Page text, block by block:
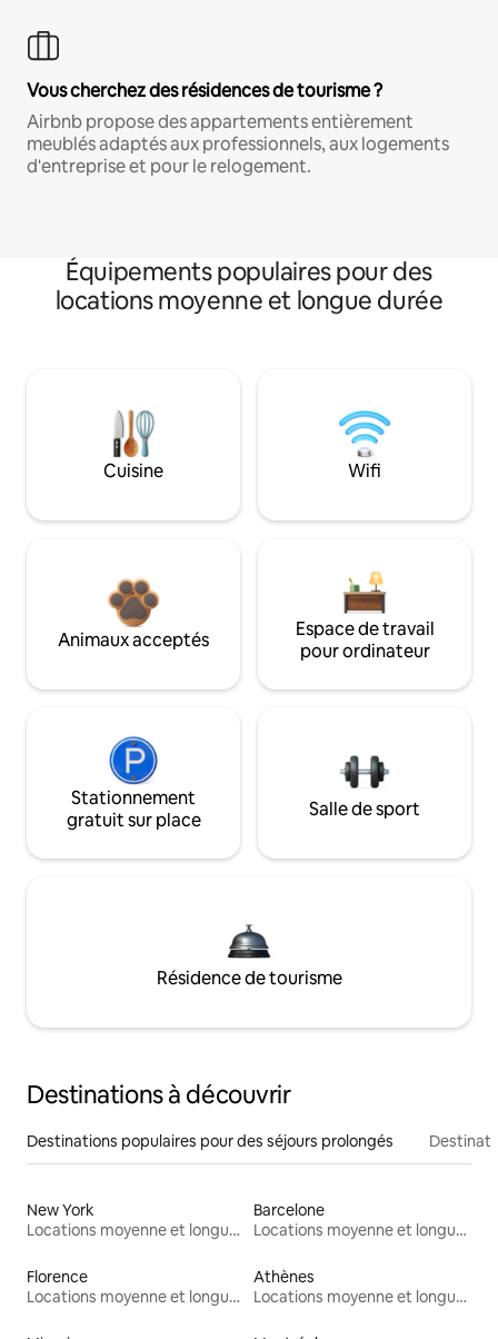
Vous cherchez des résidences de tourisme ?
Airbnb propose des appartements entièrement
meublés adaptés aux professionnels, aux logements
d'entreprise et pour le relogement.
Équipements populaires pour des
locations moyenne et longue durée
Cuisine Wifi
Animaux acceptés
Espace de travail
pour ordinateur
Stationnement
gratuit sur place
Salle de sport
Résidence de tourisme
Destinations à découvrir
Destinations populaires pour des séjours prolongés
New York
Locations moyenne et longue durée
Barcelone
Locations moyenne et longue durée
Florence
Locations moyenne et longue durée
Athènes
Locations moyenne et longue durée